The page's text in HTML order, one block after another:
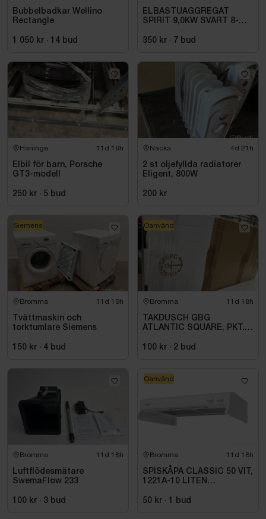
Bubbelbadkar Wellino
Rectangle
1 050 kr · 14 bud
ELBASTUAGGREGAT
SPIRIT 9,0KW SVART 8-
INKL. XENIO WIFI
350 kr · 7 bud
Haninge 11d 19h
Elbil för barn, Porsche
GT3-modell
250 kr · 5 bud
Nacka 4d 21h
2 st oljefyllda radiatorer
Eligent, 800W
200 kr
Bromma 11d 19h
Tvättmaskin och
torktumlare Siemens
150 kr · 4 bud
Siemens
Bromma 11d 18h
TAKDUSCH GBG
ATLANTIC SQUARE, PKT.
KROM
100 kr · 2 bud
Oanvänd
Bromma 11d 18h
Luftflödesmätare
SwemaFlow 233
100 kr · 3 bud
Bromma 11d 18h
SPISKÅPA CLASSIC 50 VIT,
1221A-10 LITEN
50 kr · bud
Oanvänd